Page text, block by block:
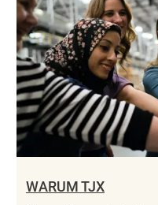
WARUM TJX